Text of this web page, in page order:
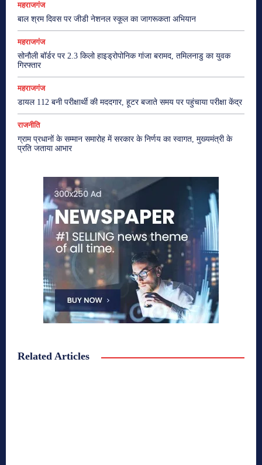
महराजगंज
बाल श्रम दिवस पर जीडी नेशनल स्कूल का जागरूकता अभियान
महराजगंज
सोनौली बॉर्डर पर 2.3 किलो हाइड्रोपोनिक गांजा बरामद, तमिलनाडु का युवक
गिरफ्तार
महराजगंज
डायल 112 बनी परीक्षार्थी की मददगार, हूटर बजाते समय पर पहुंचाया परीक्षा केंद्र
राजनीति
ग्राम प्रधानों के सम्मान समारोह में सरकार के निर्णय का स्वागत, मुख्यमंत्री के
प्रति जताया आभार
Related Articles